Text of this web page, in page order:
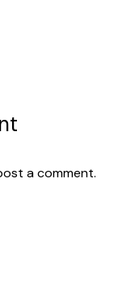
a comment.